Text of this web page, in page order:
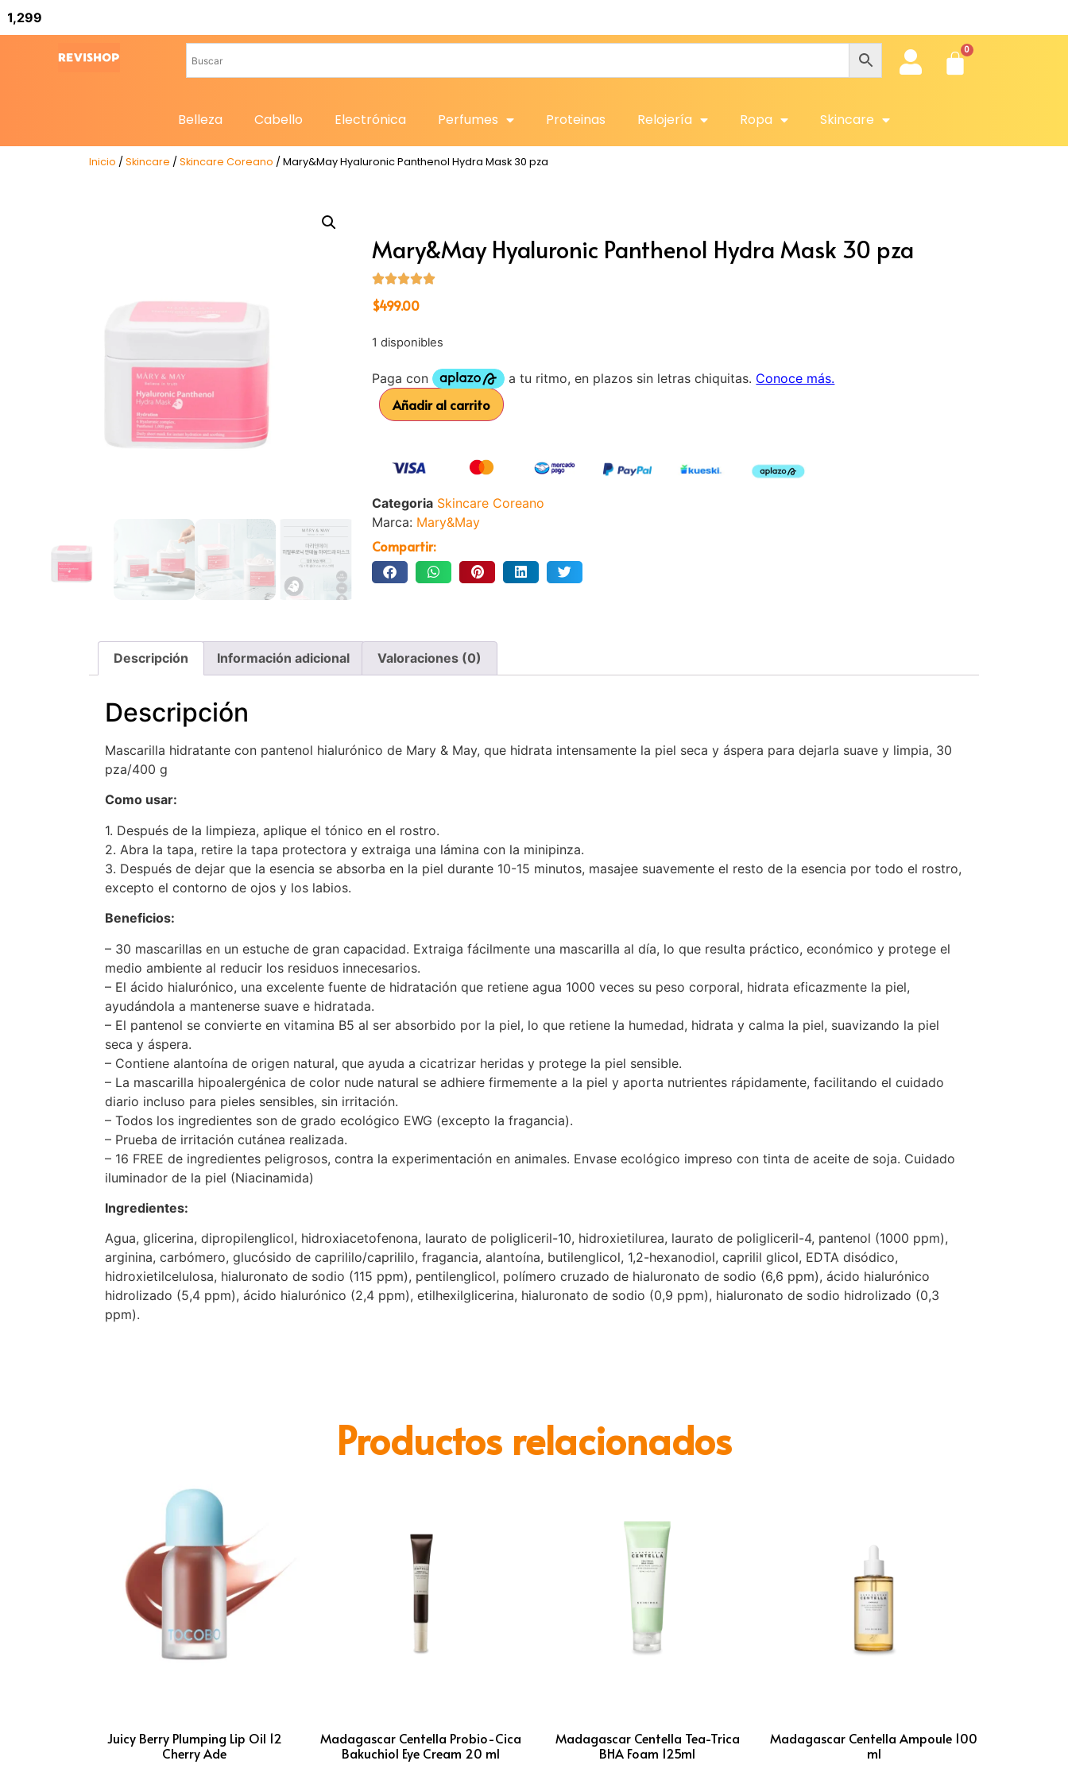
Belleza Cabello Electrónica Perfumes Proteinas Relojería Ropa Skincare
Inicio / Skincare / Skincare Coreano / Mary&May Hyaluronic Panthenol Hydra Mask 30 pza
Mary&May Hyaluronic Panthenol Hydra Mask 30 pza
$499.00
1 disponibles
Añadir al carrito
Categoria Skincare Coreano
Marca: Mary&May
Compartir:
Descripción Información adicional Valoraciones (0)
Descripción
Mascarilla hidratante con pantenol hialurónico de Mary & May, que hidrata intensamente la piel seca y áspera para dejarla suave y limpia, 30
pza/400 g
Como usar:
1. Después de la limpieza, aplique el tónico en el rostro.
2. Abra la tapa, retire la tapa protectora y extraiga una lámina con la minipinza.
3. Después de dejar que la esencia se absorba en la piel durante 10-15 minutos, masajee suavemente el resto de la esencia por todo el rostro,
excepto el contorno de ojos y los labios.
Beneficios:
– 30 mascarillas en un estuche de gran capacidad. Extraiga fácilmente una mascarilla al día, lo que resulta práctico, económico y protege el
medio ambiente al reducir los residuos innecesarios.
– El ácido hialurónico, una excelente fuente de hidratación que retiene agua 1000 veces su peso corporal, hidrata eficazmente la piel,
ayudándola a mantenerse suave e hidratada.
– El pantenol se convierte en vitamina B5 al ser absorbido por la piel, lo que retiene la humedad, hidrata y calma la piel, suavizando la piel
seca y áspera.
– Contiene alantoína de origen natural, que ayuda a cicatrizar heridas y protege la piel sensible.
– La mascarilla hipoalergénica de color nude natural se adhiere firmemente a la piel y aporta nutrientes rápidamente, facilitando el cuidado
diario incluso para pieles sensibles, sin irritación.
– Todos los ingredientes son de grado ecológico EWG (excepto la fragancia).
– Prueba de irritación cutánea realizada.
– 16 FREE de ingredientes peligrosos, contra la experimentación en animales. Envase ecológico impreso con tinta de aceite de soja. Cuidado
iluminador de la piel (Niacinamida)
Ingredientes:
Agua, glicerina, dipropilenglicol, hidroxiacetofenona, laurato de poligliceril-10, hidroxietilurea, laurato de poligliceril-4, pantenol (1000 ppm),
arginina, carbómero, glucósido de caprililo/caprililo, fragancia, alantoína, butilenglicol, 1,2-hexanodiol, caprilil glicol, EDTA disódico,
hidroxietilcelulosa, hialuronato de sodio (115 ppm), pentilenglicol, polímero cruzado de hialuronato de sodio (6,6 ppm), ácido hialurónico
hidrolizado (5,4 ppm), ácido hialurónico (2,4 ppm), etilhexilglicerina, hialuronato de sodio (0,9 ppm), hialuronato de sodio hidrolizado (0,3
ppm).
Productos relacionados
Juicy Berry Plumping Lip Oil 12
Cherry Ade
Madagascar Centella Probio-Cica
Bakuchiol Eye Cream 20 ml
Madagascar Centella Tea-Trica
BHA Foam 125ml
Madagascar Centella Ampoule 100
ml